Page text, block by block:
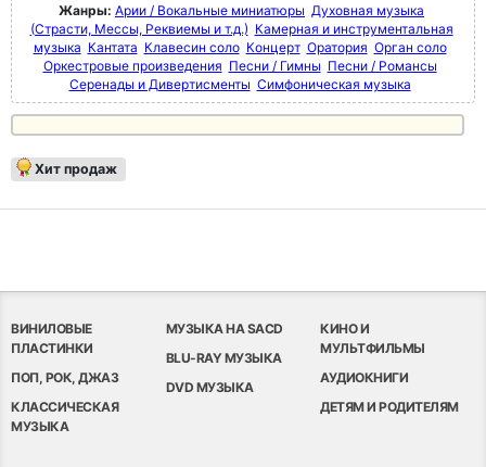
Жанры: Арии / Вокальные миниатюры Духовная музыка
(Страсти, Мессы, Реквиемы и т.д.) Камерная и инструментальная
музыка Кантата Клавесин соло Концерт Оратория Орган соло
Оркестровые произведения Песни / Гимны Песни / Романсы
Серенады и Дивертисменты Симфоническая музыка
Хит продаж
ВИНИЛОВЫЕ
ПЛАСТИНКИ
ПОП, РОК, ДЖАЗ
КЛАССИЧЕСКАЯ
МУЗЫКА
МУЗЫКА НА SACD
BLU-RAY МУЗЫКА
DVD МУЗЫКА
КИНО И
МУЛЬТФИЛЬМЫ
АУДИОКНИГИ
ДЕТЯМ И РОДИТЕЛЯМ